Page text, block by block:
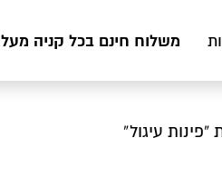
משלוח חינם בכל קניה מעל 199 ₪ לכל הארץ
עיגול”